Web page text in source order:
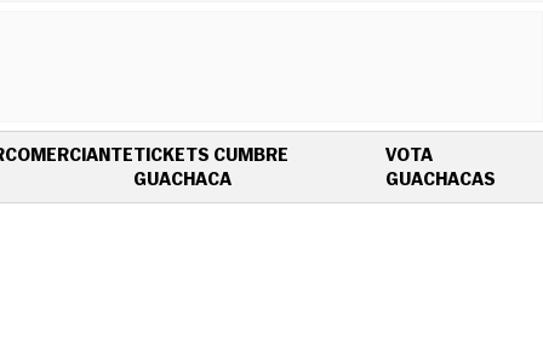
COMERCIANTETICKETS CUMBRE
GUACHACAOPENS IN NEW WINDOW
VOTA
GUACHACAS